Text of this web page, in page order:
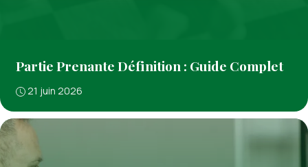
Partie Prenante Définition : Guide Complet
21 juin 2026